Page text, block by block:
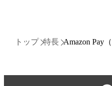
トップ 特長 Amazon Pay